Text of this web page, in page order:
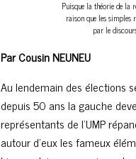
Puisque la théorie de la
raison que les simples
par le
Par Cousin NEUNEU
Au lendemain des élections
depuis 50 ans la gauche
représentants de l’UMP
autour d’eux les fameux